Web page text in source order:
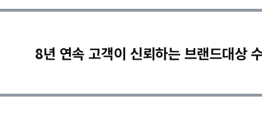
8년 연속 고객이 신뢰하는 브랜드대상